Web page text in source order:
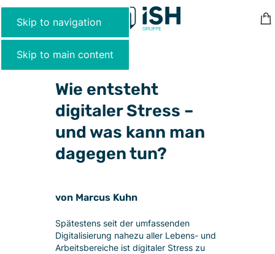
Skip to navigation
Skip to main content
MENU
ALLGEMEIN
Marcus KuhnOn
Wie entsteht
digitaler Stress –
und was kann man
dagegen tun?
von Marcus Kuhn
Spätestens seit der umfassenden
Digitalisierung nahezu aller Lebens- und
Arbeitsbereiche ist digitaler Stress zu